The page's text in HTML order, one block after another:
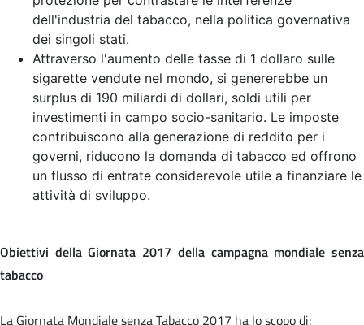
dell'industria del tabacco, nella politica governativa
dei singoli stati.
Attraverso l'aumento delle tasse di 1 dollaro sulle
sigarette vendute nel mondo, si genererebbe un
surplus di 190 miliardi di dollari, soldi utili per
investimenti in campo socio-sanitario. Le imposte
contribuiscono alla generazione di reddito per i
governi, riducono la domanda di tabacco ed offrono
un flusso di entrate considerevole utile a finanziare le
attività di sviluppo.
Obiettivi della Giornata 2017 della campagna mondiale senza
tabacco
La Giornata Mondiale senza Tabacco 2017 ha lo scopo di: